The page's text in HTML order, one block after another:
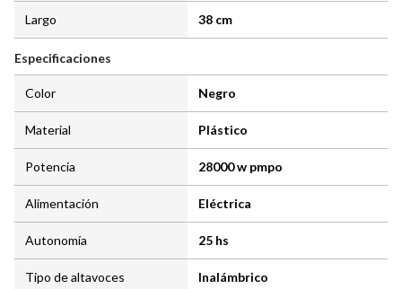
Largo 38 cm
Especificaciones
Color Negro
Material Plástico
Potencia 28000 w pmpo
Alimentación Eléctrica
Autonomía 25 hs
Tipo de altavoces Inalámbrico